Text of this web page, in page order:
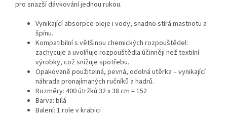
pro snazší dávkování jednou rukou.
Vynikající absorpce oleje i vody, snadno stírá mastnotu a
špínu.
Kompatibilní s většinou chemických rozpouštědel:
zachycuje a uvolňuje rozpouštědla účinněji než textilní
výrobky, což snižuje spotřebu.
Opakovaně použitelná, pevná, odolná utěrka – vynikající
náhrada pronajímaných ručníků a hadrů.
Rozměry: 400 útržků 32 x 38 cm = 152
Barva: bílá
Balení: 1 role v krabici